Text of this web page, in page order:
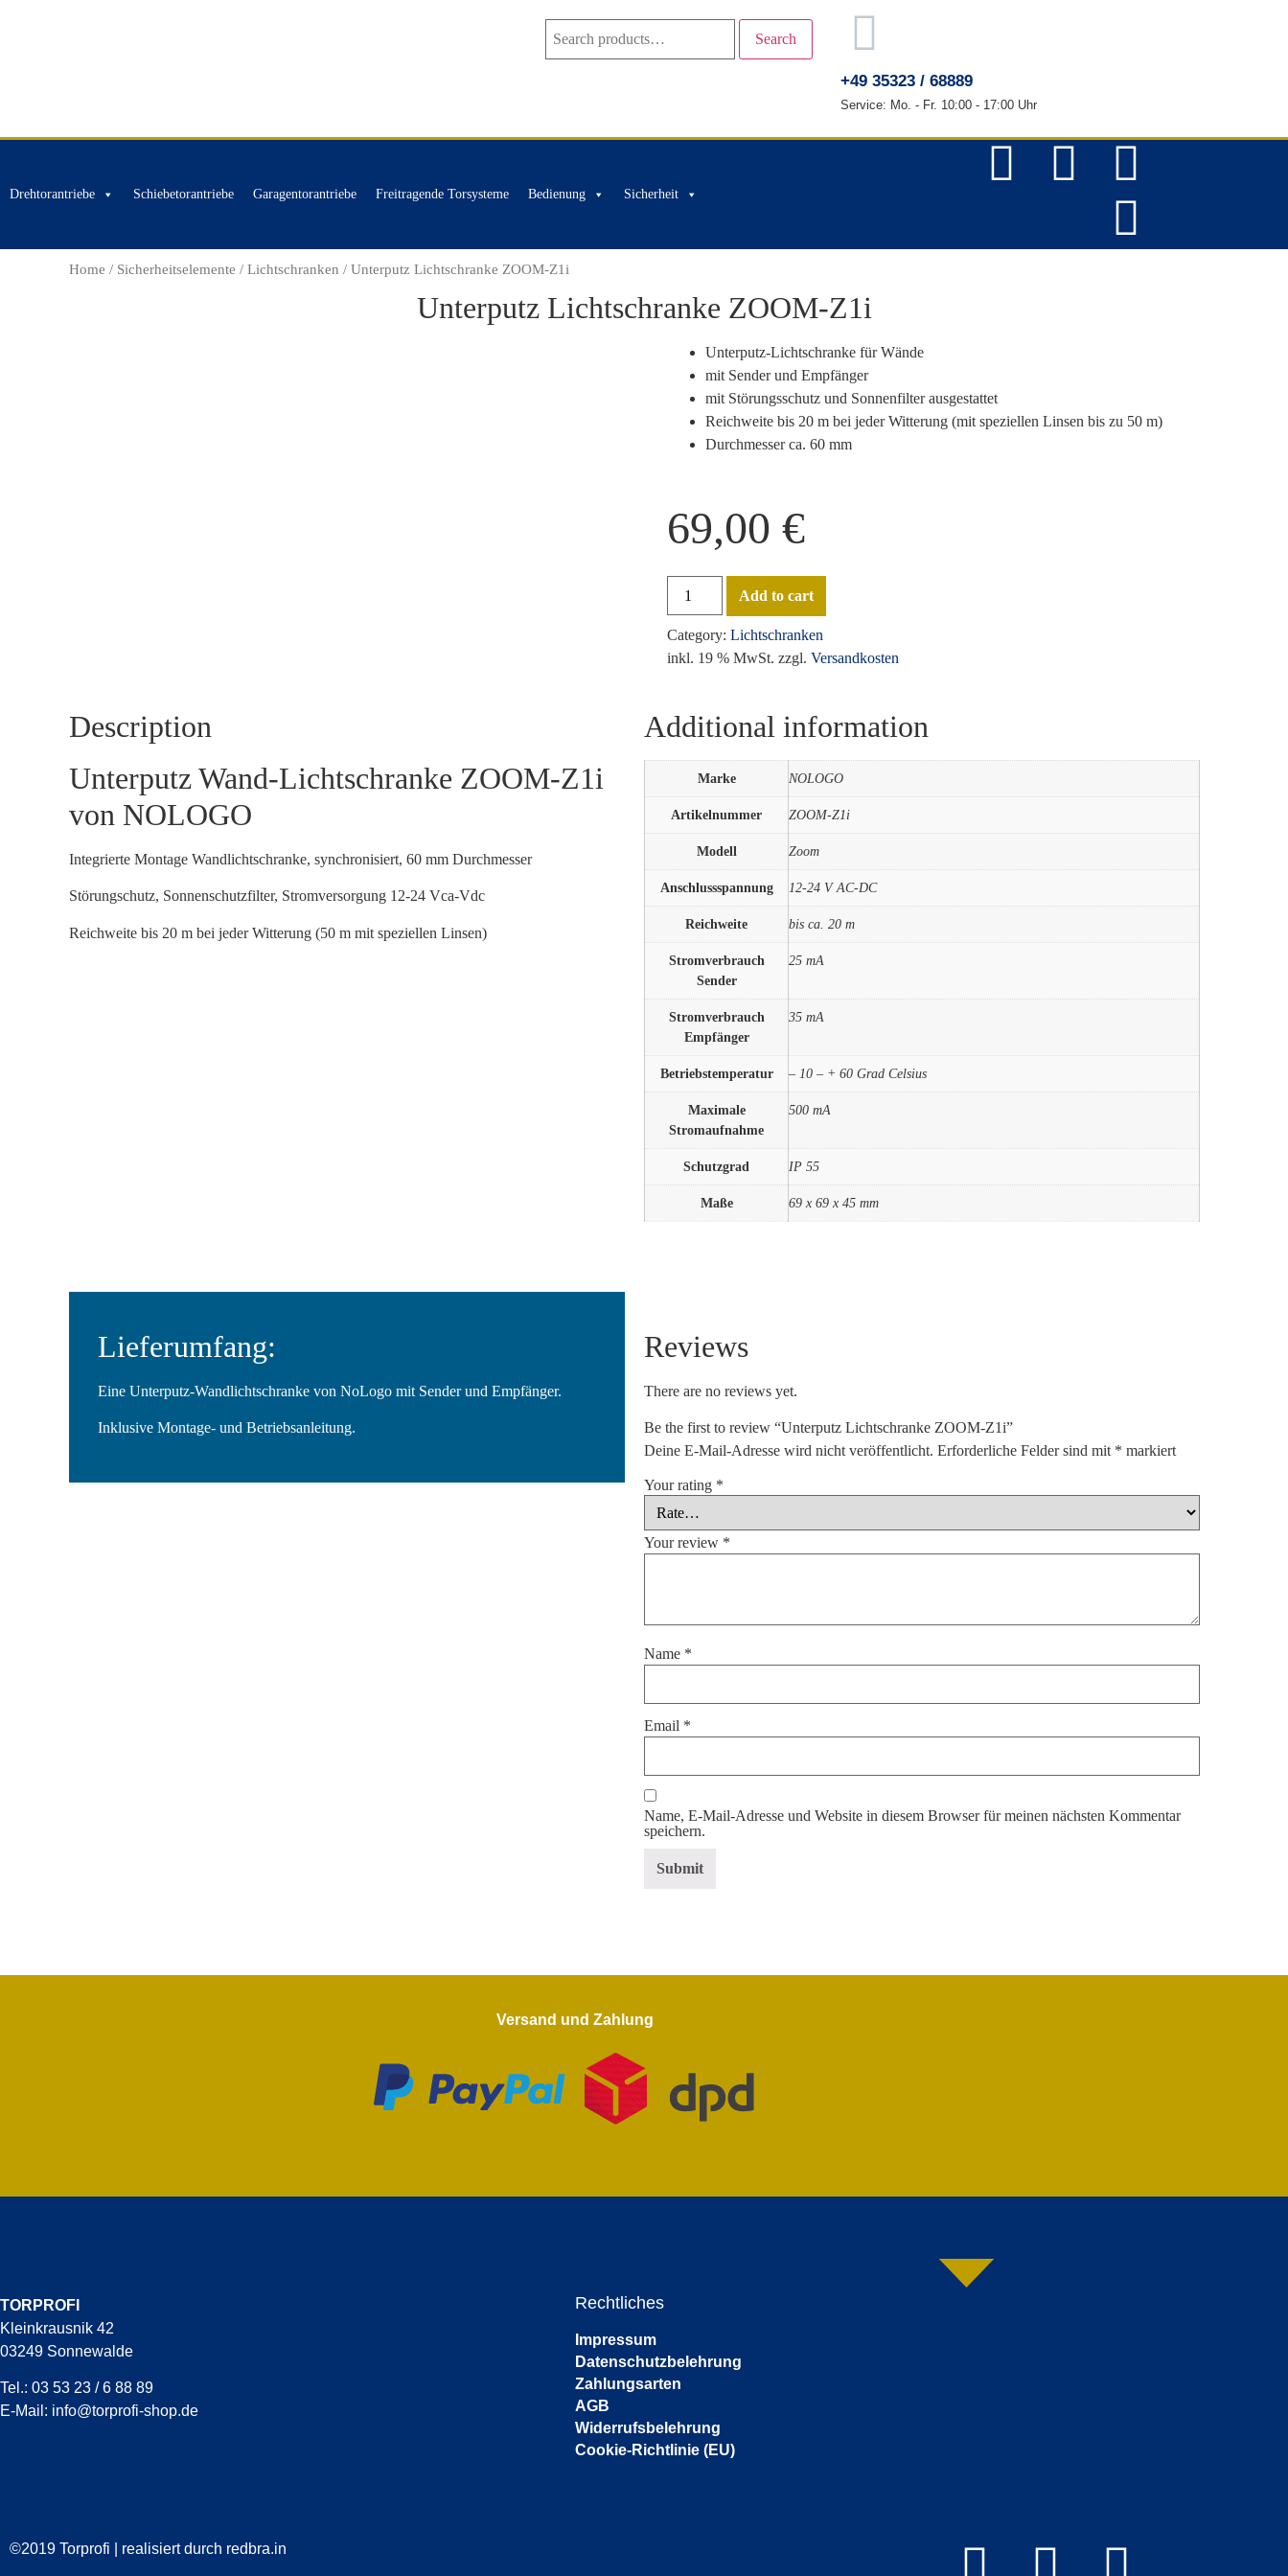
Search
+49 35323 / 68889
Service: Mo. - Fr. 10:00 - 17:00 Uhr
Drehtorantriebe Schiebetorantriebe Garagentorantriebe Freitragende Torsysteme Bedienung Sicherheit
Home / Sicherheitselemente / Lichtschranken / Unterputz Lichtschranke ZOOM-Z1i
Unterputz Lichtschranke ZOOM-Z1i
Unterputz-Lichtschranke für Wände
mit Sender und Empfänger
mit Störungsschutz und Sonnenfilter ausgestattet
Reichweite bis 20 m bei jeder Witterung (mit speziellen Linsen bis zu 50 m)
Durchmesser ca. 60 mm
69,00 €
Add to cart
Category: Lichtschranken
inkl. 19 % MwSt. zzgl. Versandkosten
Description
Unterputz Wand-Lichtschranke ZOOM-Z1i
von NOLOGO
Integrierte Montage Wandlichtschranke, synchronisiert, 60 mm Durchmesser
Störungschutz, Sonnenschutzfilter, Stromversorgung 12-24 Vca-Vdc
Reichweite bis 20 m bei jeder Witterung (50 m mit speziellen Linsen)
Additional information
Marke NOLOGO
Artikelnummer ZOOM-Z1i
Modell Zoom
Anschlussspannung 12-24 V AC-DC
Reichweite bis ca. 20 m
Stromverbrauch
Sender
25 mA
Stromverbrauch
Empfänger
35 mA
Betriebstemperatur – 10 – + 60 Grad Celsius
Maximale
Stromaufnahme
500 mA
Schutzgrad IP 55
Maße 69 x 69 x 45 mm
Lieferumfang:
Eine Unterputz-Wandlichtschranke von NoLogo mit Sender und Empfänger.
Inklusive Montage- und Betriebsanleitung.
Reviews
There are no reviews yet.
Be the first to review “Unterputz Lichtschranke ZOOM-Z1i”
Deine E-Mail-Adresse wird nicht veröffentlicht. Erforderliche Felder sind mit * markiert
Your rating *
Your review *
Name *
Email *
Name, E-Mail-Adresse und Website in diesem Browser für meinen nächsten Kommentar
speichern.
Versand und Zahlung
TORPROFI
Kleinkrausnik 42
03249 Sonnewalde
Tel.: 03 53 23 / 6 88 89
E-Mail: info@torprofi-shop.de
Rechtliches
Impressum
Datenschutzbelehrung
Zahlungsarten
AGB
Widerrufsbelehrung
Cookie-Richtlinie (EU)
©2019 Torprofi | realisiert durch redbra.in